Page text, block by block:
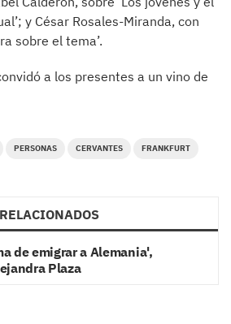
y César Rosales-Miranda, con
sobre el tema’.
a los presentes a un vino de
PERSONAS CERVANTES FRANKFURT
RELACIONADOS
de emigrar a Alemania',
Plaza